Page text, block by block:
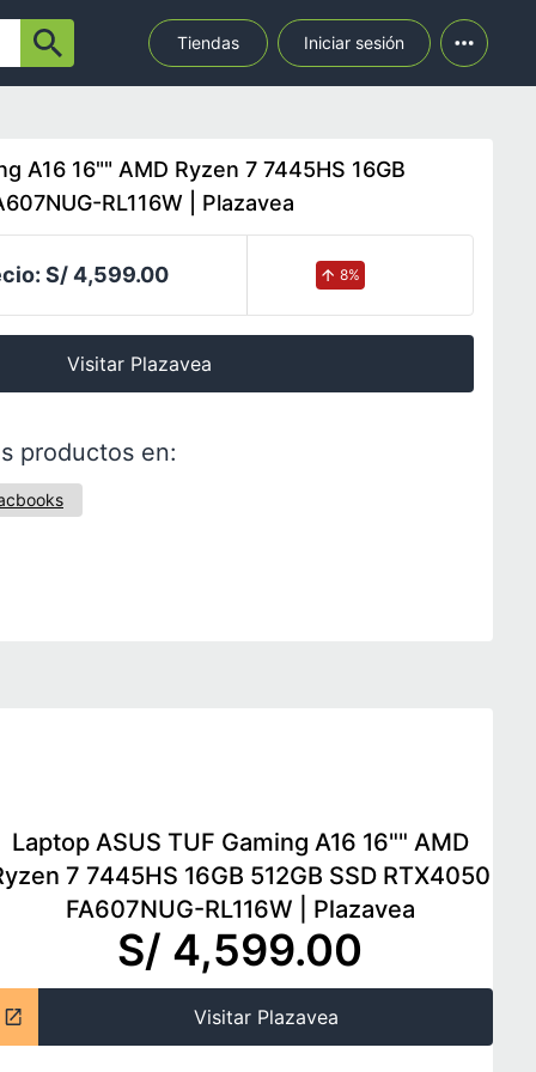
Tiendas Iniciar sesión
A16 16"" AMD Ryzen 7 7445HS 16GB
RL116W | Plazavea
S/ 4,599.00 8%
Visitar Plazavea
productos en:
Laptop ASUS TUF Gaming A16 16"" AMD
7 7445HS 16GB 512GB SSD RTX4050
FA607NUG-RL116W
Plazavea
S/ 4,599.00
Visitar Plazavea